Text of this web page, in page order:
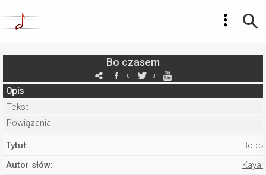
Bo czasem
0 0
Opis
Tekst
Powiązania
Tytuł:
Bo
Autor słów:
Kayah